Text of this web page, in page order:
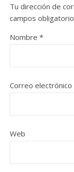
Tu dirección de
campos
Nombre *
Correo electrónico
Web